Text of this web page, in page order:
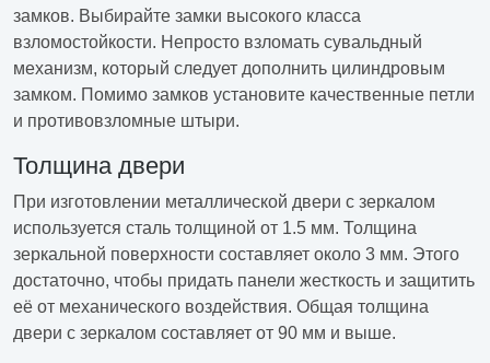
замков. Выбирайте замки высокого класса
взломостойкости. Непросто взломать сувальдный
механизм, который следует дополнить цилиндровым
замком. Помимо замков установите качественные петли
и противовзломные штыри.
Толщина двери
При изготовлении металлической двери с зеркалом
используется сталь толщиной от 1.5 мм. Толщина
зеркальной поверхности составляет около 3 мм. Этого
достаточно, чтобы придать панели жесткость и защитить
её от механического воздействия. Общая толщина
двери с зеркалом составляет от 90 мм и выше.